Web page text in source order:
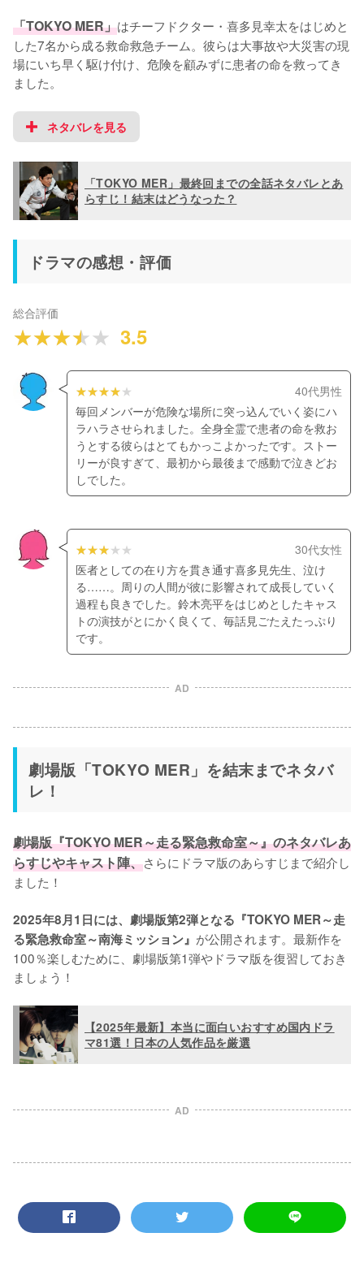
「TOKYO MER」はチーフドクター・喜多見幸太をはじめと
した7名から成る救命救急チーム。彼らは大事故や大災害の現
場にいち早く駆け付け、危険を顧みずに患者の命を救ってき
ました。
ネタバレを見る
「TOKYO MER」最終回までの全話ネタバレとあ
らすじ！結末はどうなった？
ドラマの感想・評価
総合評価
3.5
40代男性
毎回メンバーが危険な場所に突っ込んでいく姿にハ
ラハラさせられました。全身全霊で患者の命を救お
うとする彼らはとてもかっこよかったです。ストー
リーが良すぎて、最初から最後まで感動で泣きどお
しでした。
30代女性
医者としての在り方を貫き通す喜多見先生、泣け
る……。周りの人間が彼に影響されて成長していく
過程も良きでした。鈴木亮平をはじめとしたキャス
トの演技がとにかく良くて、毎話見ごたえたっぷり
です。
AD
劇場版「TOKYO MER」を結末までネタバ
レ！
劇場版『TOKYO MER～走る緊急救命室～』のネタバレあ
らすじやキャスト陣、さらにドラマ版のあらすじまで紹介し
ました！
2025年8月1日には、劇場版第2弾となる『TOKYO MER～走
る緊急救命室～南海ミッション』 が公開されます。最新作を
100％楽しむために、劇場版第1弾やドラマ版を復習しておき
ましょう！
【2025年最新】本当に面白いおすすめ国内ドラ
マ81選！日本の人気作品を厳選
AD